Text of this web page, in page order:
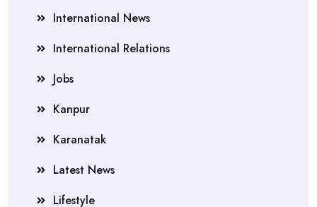
International News
International Relations
Jobs
Kanpur
Karanatak
Latest News
Lifestyle